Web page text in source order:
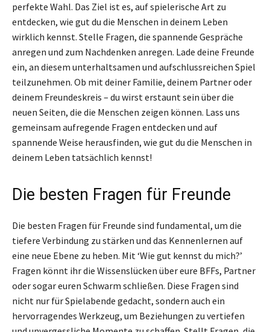
perfekte Wahl. Das Ziel ist es, auf spielerische Art zu
entdecken, wie gut du die Menschen in deinem Leben
wirklich kennst. Stelle Fragen, die spannende Gespräche
anregen und zum Nachdenken anregen. Lade deine Freunde
ein, an diesem unterhaltsamen und aufschlussreichen Spiel
teilzunehmen. Ob mit deiner Familie, deinem Partner oder
deinem Freundeskreis – du wirst erstaunt sein über die
neuen Seiten, die die Menschen zeigen können. Lass uns
gemeinsam aufregende Fragen entdecken und auf
spannende Weise herausfinden, wie gut du die Menschen in
deinem Leben tatsächlich kennst!
Die besten Fragen für Freunde
Die besten Fragen für Freunde sind fundamental, um die
tiefere Verbindung zu stärken und das Kennenlernen auf
eine neue Ebene zu heben. Mit ‘Wie gut kennst du mich?’
Fragen könnt ihr die Wissenslücken über eure BFFs, Partner
oder sogar euren Schwarm schließen. Diese Fragen sind
nicht nur für Spielabende gedacht, sondern auch ein
hervorragendes Werkzeug, um Beziehungen zu vertiefen